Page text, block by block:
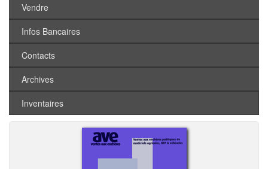
Vendre
Infos Bancaires
Contacts
Archives
Inventaires